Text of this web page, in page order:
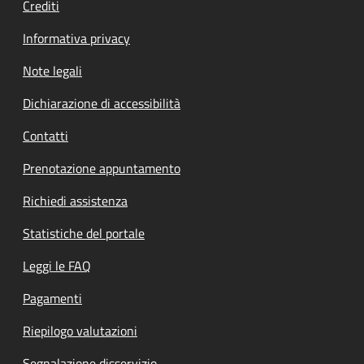
Crediti
Informativa privacy
Note legali
Dichiarazione di accessibilità
Contatti
Prenotazione appuntamento
Richiedi assistenza
Statistiche del portale
Leggi le FAQ
Pagamenti
Riepilogo valutazioni